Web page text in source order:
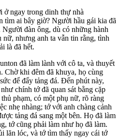
ở ngay trong dinh thự nhà
tìm ai bây giờ? Người hầu gái kia đã
đàn ông, dù có những hành
nhưng anh ta vẫn tin rằng, tình
là đã hết.
đã làm lành với cô ta, và thuyết
Chờ khi đêm đã khuya, họ cùng
để đẩy tảng đá. Đến phút này,
chính tớ đã quan sát bằng cặp
phạm, có một phụ nữ, rõ ràng
nhẹ nhàng; tớ với anh chàng cảnh
tảng đá sang một bên. Họ đã làm
tớ cũng phải làm như họ đã làm.
lăn lóc, và tớ tìm thấy ngay cái tớ